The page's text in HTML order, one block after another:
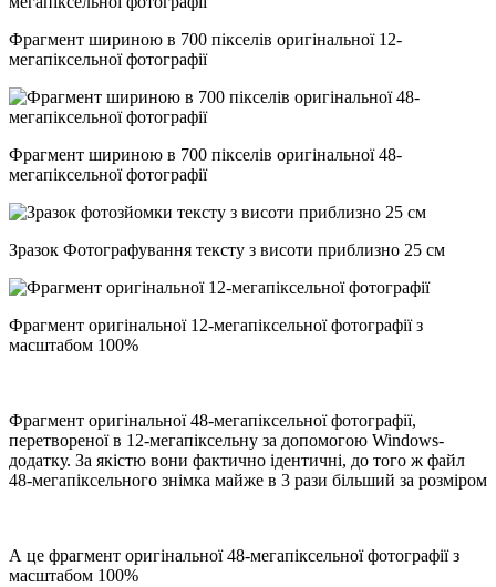
Фрагмент шириною в 700 пікселів оригінальної 12-
мегапіксельної фотографії
Фрагмент шириною в 700 пікселів оригінальної 48-
мегапіксельної фотографії
Зразок Фотографування тексту з висоти приблизно 25 см
Фрагмент оригінальної 12-мегапіксельної фотографії з
масштабом 100%
Фрагмент оригінальної 48-мегапіксельної фотографії,
перетвореної в 12-мегапіксельну за допомогою Windows-
додатку. За якістю вони фактично ідентичні, до того ж файл
48-мегапіксельного знімка майже в 3 рази більший за розміром
А це фрагмент оригінальної 48-мегапіксельної фотографії з
масштабом 100%